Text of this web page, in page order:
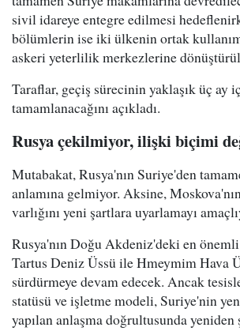
sivil idareye entegre edilmesi
bölümlerin ise iki ülkenin ortak
askeri yeterlilik merkezlerine
Taraflar, geçiş sürecinin yaklaşık üç ay
tamamlanacağını açıkladı.
Rusya çekilmiyor, ilişki biçimi
Mutabakat, Rusya'nın Suriye'den
anlamına gelmiyor. Aksine,
varlığını yeni şartlara uyarlamayı
Rusya'nın Doğu Akdeniz'deki en
Tartus Deniz Üssü ile Hmeymim Hava
sürdürmeye devam edecek. Ancak
statüsü ve işletme modeli, Suriye'nin
yapılan anlaşma doğrultusunda